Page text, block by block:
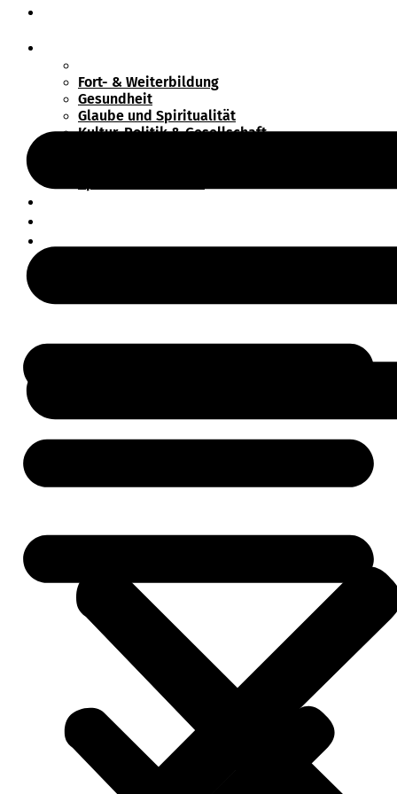
Fort- & Weiterbildung
Gesundheit
Glaube und Spiritualität
Kultur, Politik & Gesellschaft